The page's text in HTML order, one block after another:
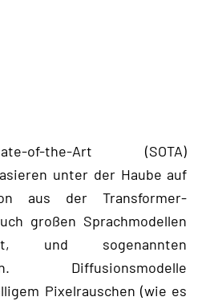
of-the-Art (SOTA)
unter der Haube auf
aus der Transformer-
großen Sprachmodellen
und sogenannten
Diffusionsmodelle
Pixelrauschen (wie es